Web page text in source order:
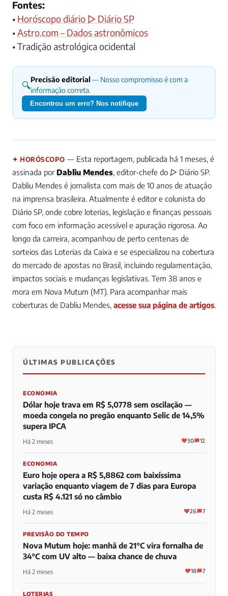
Fontes:
• Horóscopo diário ▷ Diário SP
•Astro.com – Dados astronômicos
• Tradição astrológica ocidental
🔍Precisão editorial — Nosso compromisso é com a
informação correta.
Encontrou um erro? Nos notifique
✦ HORÓSCOPO — Esta reportagem, publicada há 1 meses, é
assinada por Dabliu Mendes, editor-chefe do ▷ Diário SP.
Dabliu Mendes é jornalista com mais de 10 anos de atuação
na imprensa brasileira. Atualmente é editor e colunista do
Diário SP, onde cobre loterias, legislação e finanças pessoais
com foco em informação acessível e apuração rigorosa. Ao
longo da carreira, acompanhou de perto centenas de
sorteios das Loterias da Caixa e se especializou na cobertura
do mercado de apostas no Brasil, incluindo regulamentação,
impactos sociais e mudanças legislativas. Tem 38 anos e
mora em Nova Mutum (MT). Para acompanhar mais
coberturas de Dabliu Mendes, acesse sua página de artigos.
0 0 0
ÚLTIMAS PUBLICAÇÕES
ECONOMIA
Dólar hoje trava em R$ 5,0778 sem oscilação —
moeda congela no pregão enquanto Selic de 14,5%
supera IPCA
Há 2 meses 30 12
ECONOMIA
Euro hoje opera a R$ 5,8862 com baixíssima
variação enquanto viagem de 7 dias para Europa
custa R$ 4.121 só no câmbio
Há 2 meses 26 7
PREVISÃO DO TEMPO
Nova Mutum hoje: manhã de 21°C vira fornalha de
34°C com UV alto — baixa chance de chuva
Há 2 meses 18 7
LOTERIAS